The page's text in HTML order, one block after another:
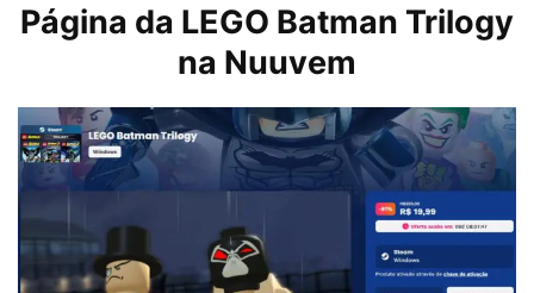
Página da LEGO Batman Trilogy
na Nuuvem